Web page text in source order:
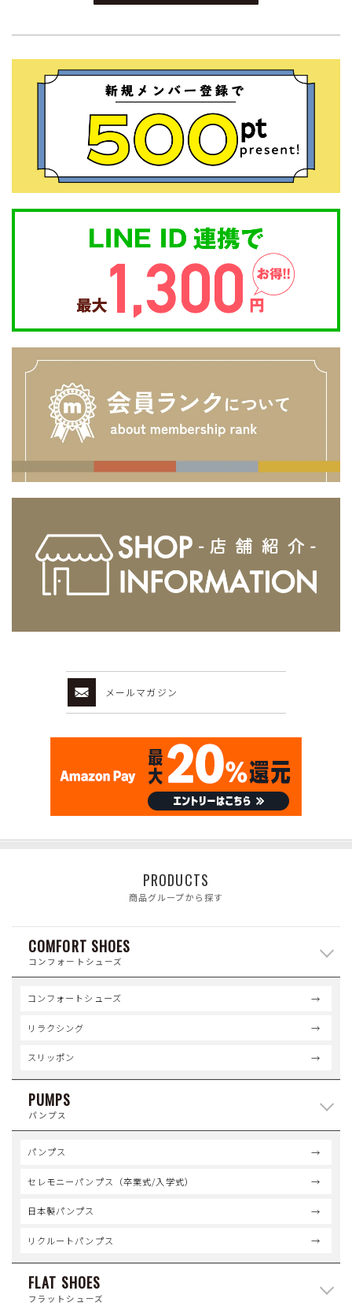
メールマガジン
PRODUCTS
商品グループから探す
COMFORT SHOES
コンフォートシューズ
コンフォートシューズ
リラクシング
スリッポン
PUMPS
パンプス
パンプス
セレモニーパンプス（卒業式/入学式）
日本製パンプス
リクルートパンプス
FLAT SHOES
フラットシューズ